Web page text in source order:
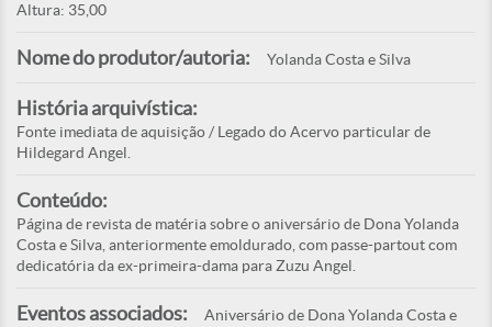
Altura: 35,00
Nome do produtor/autoria: Yolanda Costa e Silva
História arquivística:
Fonte imediata de aquisição / Legado do Acervo particular de
Hildegard Angel.
Conteúdo:
Página de revista de matéria sobre o aniversário de Dona Yolanda
Costa e Silva, anteriormente emoldurado, com passe-partout com
dedicatória da ex-primeira-dama para Zuzu Angel.
Eventos associados:
Aniversário de Dona Yolanda Costa e